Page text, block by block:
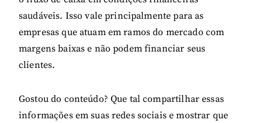
saudáveis. Isso vale principalmente para as
empresas que atuam em ramos do mercado com
margens baixas e não podem financiar seus
clientes.
Gostou do conteúdo? Que tal compartilhar essas
informações em suas redes sociais e mostrar que